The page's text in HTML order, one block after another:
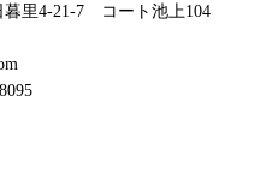
里4-21-7 コート池上104